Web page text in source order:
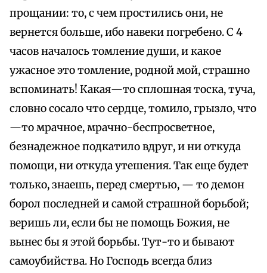
прощании: то, с чем простились они, не
вернется больше, ибо навеки погребено. С 4
часов началось томление души, и какое
ужасное это томление, родной мой, страшно
вспоминать! Какая—то сплошная тоска, туча,
словно сосало что сердце, томило, грызло, что
—то мрачное, мрачно-беспросветное,
безнадежное подкатило вдруг, и ни откуда
помощи, ни откуда утешения. Так еще будет
только, знаешь, перед смертью, — то демон
борол последней и самой страшной борьбой;
веришь ли, если бы не помощь Божия, не
вынес бы я этой борьбы. Тут-то и бывают
самоубийства. Но Господь всегда близ